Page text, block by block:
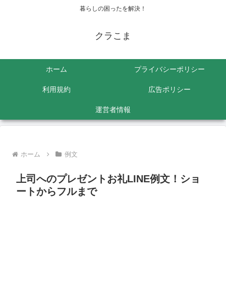
暮らしの困ったを解決！
クラこま
ホーム プライバシーポリシー
利用規約 広告ポリシー
運営者情報
ホーム 例文
上司へのプレゼントお礼LINE例文！ショ
ートからフルまで